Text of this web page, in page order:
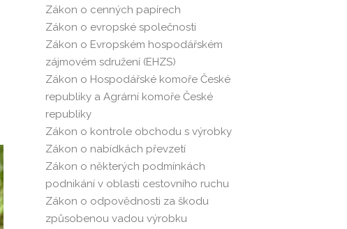
Zákon o cenných papírech
Zákon o evropské společnosti
Zákon o Evropském hospodářském
zájmovém sdružení (EHZS)
Zákon o Hospodářské komoře České
republiky a Agrární komoře České
republiky
Zákon o kontrole obchodu s výrobky
Zákon o nabídkách převzetí
Zákon o některých podmínkách
podnikání v oblasti cestovního ruchu
Zákon o odpovědnosti za škodu
způsobenou vadou výrobku